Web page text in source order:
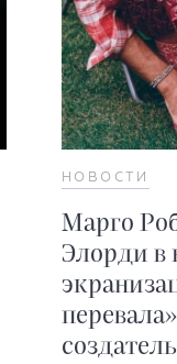
НОВОСТИ
Марго
Элорди в